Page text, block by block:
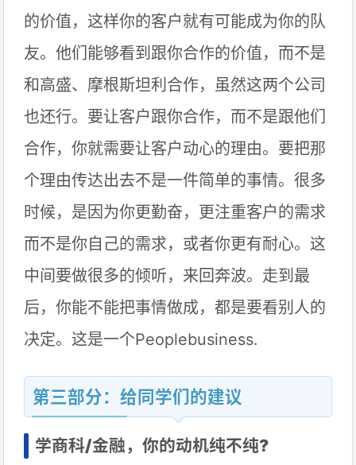
的价值，这样你的客户就有可能成为你的队
友。他们能够看到跟你合作的价值，而不是
和高盛、摩根斯坦利合作，虽然这两个公司
也还行。要让客户跟你合作，而不是跟他们
合作，你就需要让客户动心的理由。要把那
个理由传达出去不是一件简单的事情。很多
时候，是因为你更勤奋，更注重客户的需求
而不是你自己的需求，或者你更有耐心。这
中间要做很多的倾听，来回奔波。走到最
后，你能不能把事情做成，都是要看别人的
决定。这是一个Peoplebusiness.
第三部分：给同学们的建议
学商科/金融，你的动机纯不纯?